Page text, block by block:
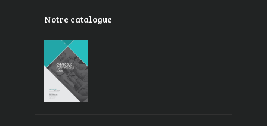
Notre catalogue